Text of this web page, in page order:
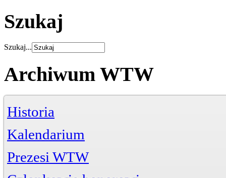
Szukaj
Szukaj...
Archiwum WTW
Historia
Kalendarium
Prezesi WTW